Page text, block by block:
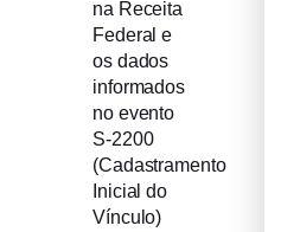
na Receita
Federal e
os dados
informados
no evento
S-2200
(Cadastramento
Inicial do
Vínculo)